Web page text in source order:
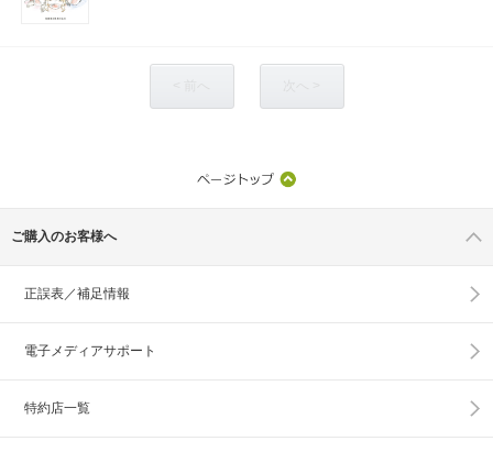
ご購入のお客様へ
正誤表／補足情報
電子メディアサポート
特約店一覧